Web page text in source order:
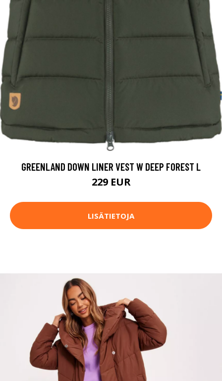
GREENLAND DOWN LINER VEST W DEEP FOREST L
229 EUR
LISÄTIETOJA